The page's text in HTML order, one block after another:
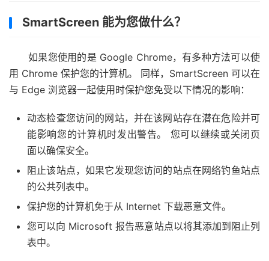
SmartScreen 能为您做什么？
如果您使用的是 Google Chrome，有多种方法可以使
用 Chrome 保护您的计算机。 同样，SmartScreen 可以在
与 Edge 浏览器一起使用时保护您免受以下情况的影响：
动态检查您访问的网站，并在该网站存在潜在危险并可
能影响您的计算机时发出警告。 您可以继续或关闭页
面以确保安全。
阻止该站点，如果它发现您访问的站点在网络钓鱼站点
的公共列表中。
保护您的计算机免于从 Internet 下载恶意文件。
您可以向 Microsoft 报告恶意站点以将其添加到阻止列
表中。